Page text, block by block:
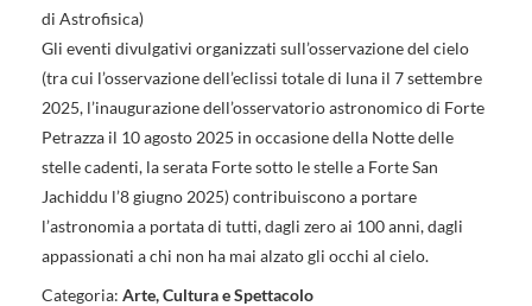
di Astrofisica)
Gli eventi divulgativi organizzati sull’osservazione del cielo
(tra cui l’osservazione dell’eclissi totale di luna il 7 settembre
2025, l’inaugurazione dell’osservatorio astronomico di Forte
Petrazza il 10 agosto 2025 in occasione della Notte delle
stelle cadenti, la serata Forte sotto le stelle a Forte San
Jachiddu l’8 giugno 2025) contribuiscono a portare
l’astronomia a portata di tutti, dagli zero ai 100 anni, dagli
appassionati a chi non ha mai alzato gli occhi al cielo.
Categoria: Arte, Cultura e Spettacolo